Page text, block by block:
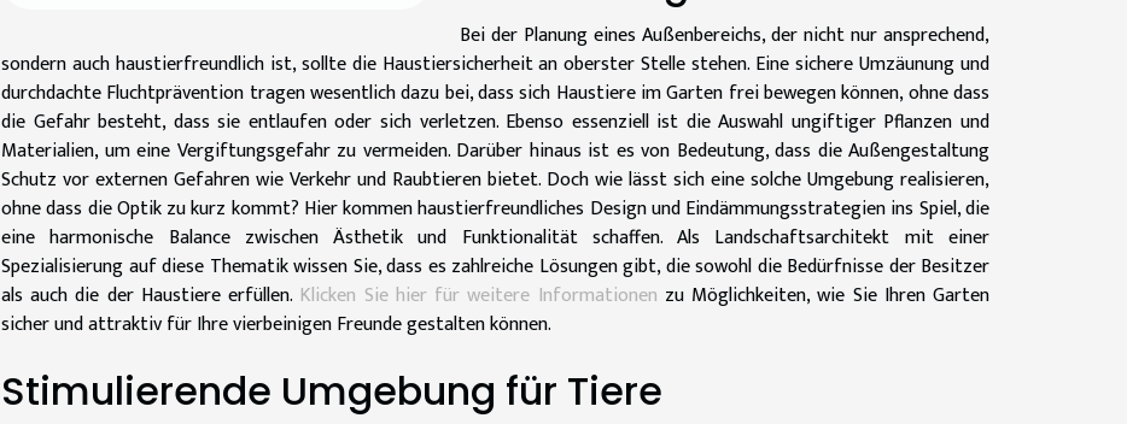
Bei der Planung eines Außenbereichs, der nicht nur ansprechend,
sondern auch haustierfreundlich ist, sollte die Haustiersicherheit an oberster Stelle stehen. Eine sichere Umzäunung und
durchdachte Fluchtprävention tragen wesentlich dazu bei, dass sich Haustiere im Garten frei bewegen können, ohne dass
die Gefahr besteht, dass sie entlaufen oder sich verletzen. Ebenso essenziell ist die Auswahl ungiftiger Pflanzen und
Materialien, um eine Vergiftungsgefahr zu vermeiden. Darüber hinaus ist es von Bedeutung, dass die Außengestaltung
Schutz vor externen Gefahren wie Verkehr und Raubtieren bietet. Doch wie lässt sich eine solche Umgebung realisieren,
ohne dass die Optik zu kurz kommt? Hier kommen haustierfreundliches Design und Eindämmungsstrategien ins Spiel, die
eine harmonische Balance zwischen Ästhetik und Funktionalität schaffen. Als Landschaftsarchitekt mit einer
Spezialisierung auf diese Thematik wissen Sie, dass es zahlreiche Lösungen gibt, die sowohl die Bedürfnisse der Besitzer
als auch die der Haustiere erfüllen. Klicken Sie hier für weitere Informationen zu Möglichkeiten, wie Sie Ihren Garten
sicher und attraktiv für Ihre vierbeinigen Freunde gestalten können.
Stimulierende Umgebung für Tiere